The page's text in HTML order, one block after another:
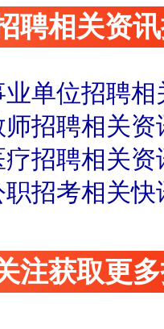
聘相关资
业单位招聘相
师招聘相关资
疗招聘相关资
职招考相关快
注获取更